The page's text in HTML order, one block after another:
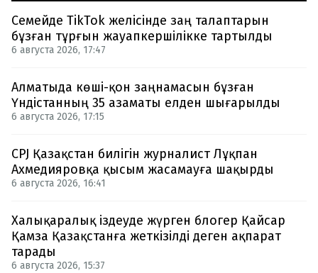
Семейде TikTok желісінде заң талаптарын
бұзған тұрғын жауапкершілікке тартылды
6 августа 2026, 17:47
Алматыда көші-қон заңнамасын бұзған
Үндістанның 35 азаматы елден шығарылды
6 августа 2026, 17:15
CPJ Қазақстан билігін журналист Лұқпан
Ахмедияровқа қысым жасамауға шақырды
6 августа 2026, 16:41
Халықаралық іздеуде жүрген блогер Қайсар
Қамза Қазақстанға жеткізілді деген ақпарат
тарады
6 августа 2026, 15:37